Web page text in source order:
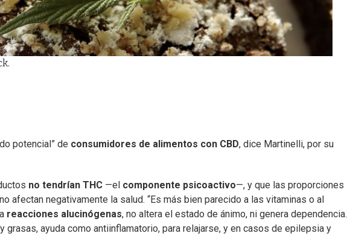
potencial” de consumidores de alimentos con CBD, dice Martinelli, por su
no tendrían THC —el componente psicoactivo—, y que las proporciones
afectan negativamente la salud. “Es más bien parecido a las vitaminas o al
reacciones alucinógenas, no altera el estado de ánimo, ni genera dependencia.
grasas, ayuda como antiinflamatorio, para relajarse, y en casos de epilepsia y